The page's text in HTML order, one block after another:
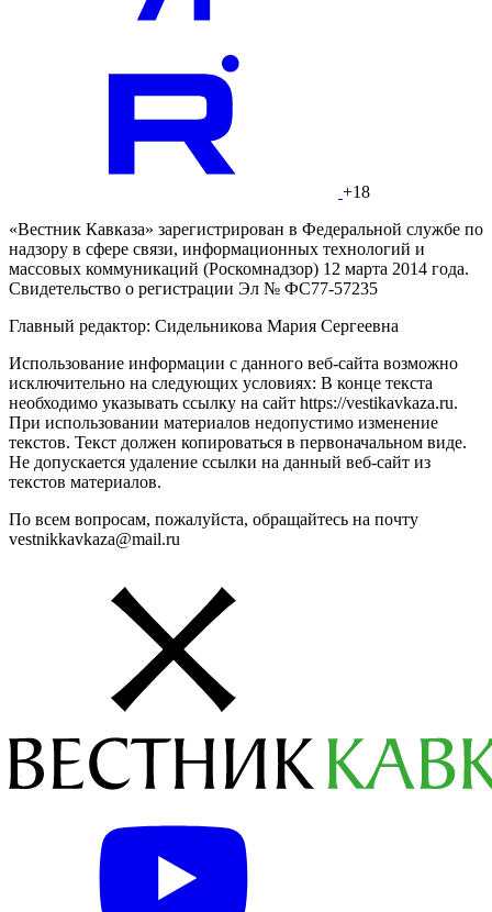
+18
«Вестник Кавказа» зарегистрирован в Федеральной службе по
надзору в сфере связи, информационных технологий и
массовых коммуникаций (Роскомнадзор) 12 марта 2014 года.
Свидетельство о регистрации Эл № ФС77-57235
Главный редактор: Сидельникова Мария Сергеевна
Использование информации с данного веб-сайта возможно
исключительно на следующих условиях: В конце текста
необходимо указывать ссылку на сайт https://vestikavkaza.ru.
При использовании материалов недопустимо изменение
текстов. Текст должен копироваться в первоначальном виде.
Не допускается удаление ссылки на данный веб-сайт из
текстов материалов.
По всем вопросам, пожалуйста, обращайтесь на почту
vestnikkavkaza@mail.ru